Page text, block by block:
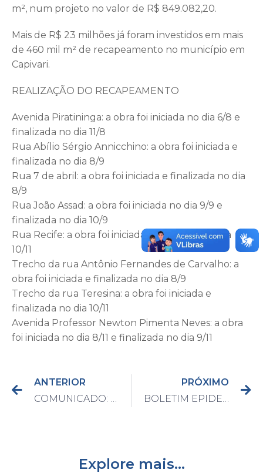
m², num projeto no valor de R$ 849.082,20.
Mais de R$ 23 milhões já foram investidos em mais
de 460 mil m² de recapeamento no município em
Capivari.
REALIZAÇÃO DO RECAPEAMENTO
Avenida Piratininga: a obra foi iniciada no dia 6/8 e
finalizada no dia 11/8
Rua Abílio Sérgio Annicchino: a obra foi iniciada e
finalizada no dia 8/9
Rua 7 de abril: a obra foi iniciada e finalizada no dia
8/9
Rua João Assad: a obra foi iniciada no dia 9/9 e
finalizada no dia 10/9
Rua Recife: a obra foi iniciada e finalizada no dia
10/11
Trecho da rua Antônio Fernandes de Carvalho: a
obra foi iniciada e finalizada no dia 8/9
Trecho da rua Teresina: a obra foi iniciada e
finalizada no dia 10/11
Avenida Professor Newton Pimenta Neves: a obra
foi iniciada no dia 8/11 e finalizada no dia 9/11
ANTERIOR
PRÓXIMO
Explore mais...